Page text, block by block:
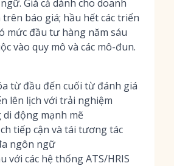
Giá cả dành cho doanh
báo giá; hầu hết các triển
mức đầu tư hàng năm sáu
vào quy mô và các mô-đun.
từ đầu đến cuối từ đánh giá
lên lịch với trải nghiệm
động mạnh mẽ
tiếp cận và tái tương tác
ngôn ngữ
với các hệ thống ATS/HRIS